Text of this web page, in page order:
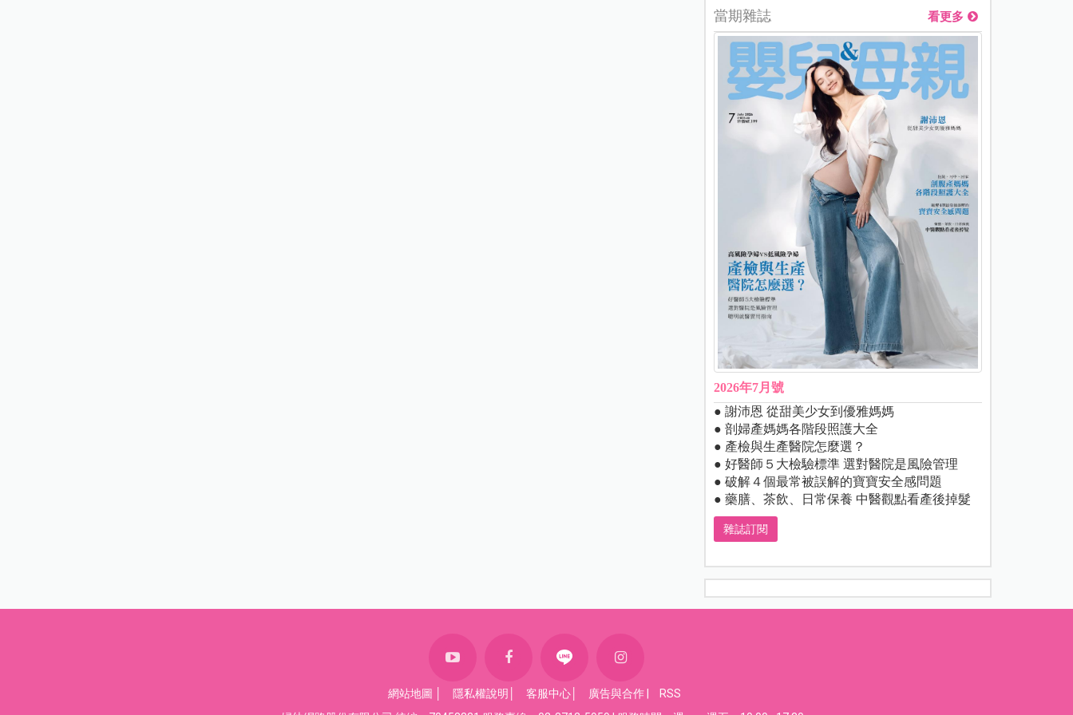
當期雜誌 看更多
2026年7月號
● 謝沛恩 從甜美少女到優雅媽媽
● 剖婦產媽媽各階段照護大全
● 產檢與生產醫院怎麼選？
● 好醫師５大檢驗標準 選對醫院是風險管理
● 破解４個最常被誤解的寶寶安全感問題
● 藥膳、茶飲、日常保養 中醫觀點看產後掉髮
雜誌訂閱
網站地圖 隱私權說明 客服中心 廣告與合作
RSS